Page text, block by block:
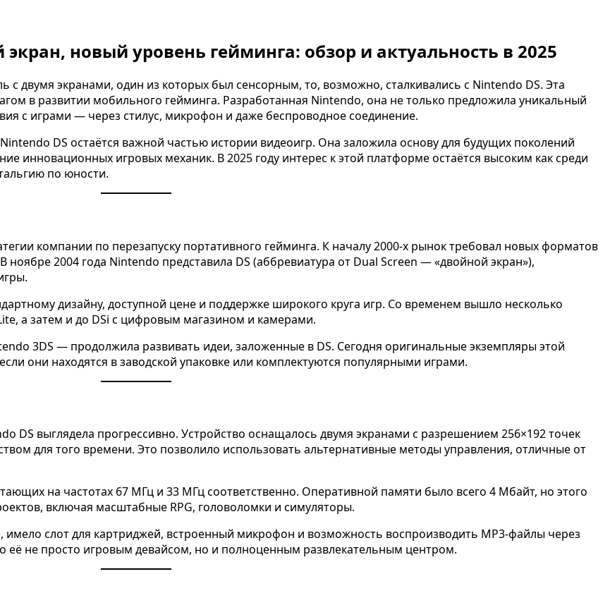
новый уровень гейминга: обзор и актуальность в 2025
с двумя экранами, один из которых был сенсорным, то, возможно, сталкивались с Nintendo DS. Эта
в развитии мобильного гейминга. Разработанная Nintendo, она не только предложила уникальный
с играми — через стилус, микрофон и даже беспроводное соединение.
DS остаётся важной частью истории видеоигр. Она заложила основу для будущих поколений
инновационных игровых механик. В 2025 году интерес к этой платформе остаётся высоким как среди
по юности.
компании по перезапуску портативного гейминга. К началу 2000-х рынок требовал новых форматов
2004 года Nintendo представила DS (аббревиатура от Dual Screen — «двойной экран»),
дизайну, доступной цене и поддержке широкого круга игр. Со временем вышло несколько
а затем и до DSi с цифровым магазином и камерами.
3DS — продолжила развивать идеи, заложенные в DS. Сегодня оригинальные экземпляры этой
они находятся в заводской упаковке или комплектуются популярными играми.
DS выглядела прогрессивно. Устройство оснащалось двумя экранами с разрешением 256×192 точек
для того времени. Это позволило использовать альтернативные методы управления, отличные от
на частотах 67 МГц и 33 МГц соответственно. Оперативной памяти было всего 4 Мбайт, но этого
включая масштабные RPG, головоломки и симуляторы.
имело слот для картриджей, встроенный микрофон и возможность воспроизводить MP3-файлы через
её не просто игровым девайсом, но и полноценным развлекательным центром.